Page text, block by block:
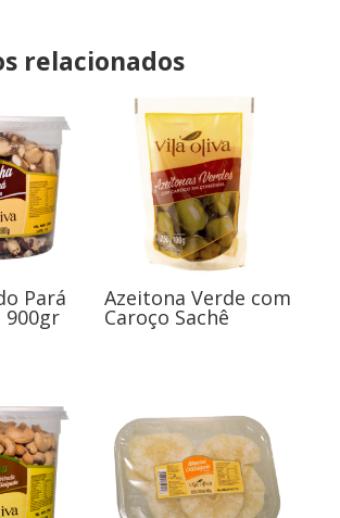
relacionados
Pará
900gr
Azeitona Verde com
Caroço Sachê